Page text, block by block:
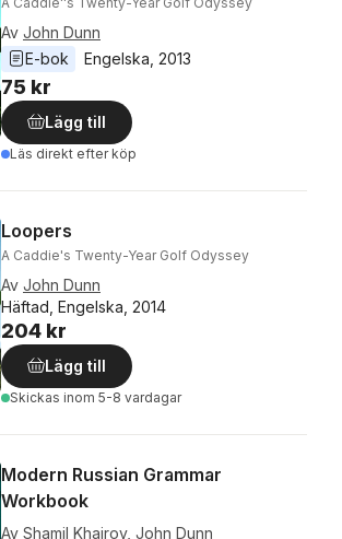
Av John Dunn
E-bok
Engelska 2013
75 kr
Lägg till
Läs direkt efter köp
Loopers
A Caddie's Twenty-Year Golf Odyssey
Av John Dunn
Häftad, Engelska, 2014
204 kr
Lägg till
Skickas inom 5-8 vardagar
Modern Russian Grammar
Workbook
Av Shamil Khairov, John Dunn